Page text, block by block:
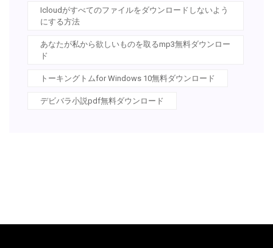
Icloudがすべてのファイルをダウンロードしないよう
にする方法
あなたが私から欲しいものを取るmp3無料ダウンロー
ド
トーキングトムfor Windows 10無料ダウンロード
デビバラ小説pdf無料ダウンロード